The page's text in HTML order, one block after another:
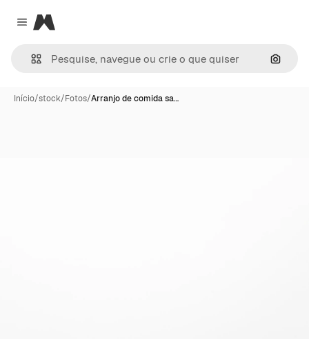
Close menu
Magnific
Início/stock/Fotos/Arranjo de comida sa…